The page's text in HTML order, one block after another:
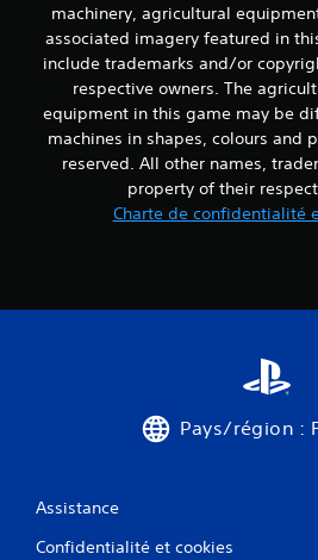
machinery, agricultural
associated imagery featured in
include trademarks and/or
respective owners. The
equipment in this game may be
machines in shapes, colours and
reserved. All other names,
property of their
Charte de confidentialité
Pays/région :
Assistance
Confidentialité et cookies